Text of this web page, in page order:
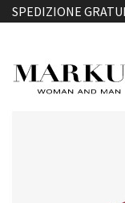
SPEDIZIONE